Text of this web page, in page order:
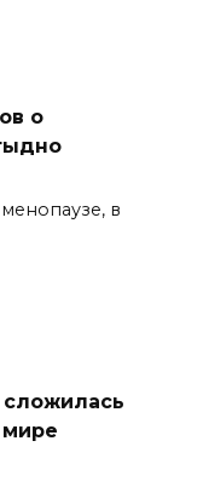
о
в
сложилась
мире